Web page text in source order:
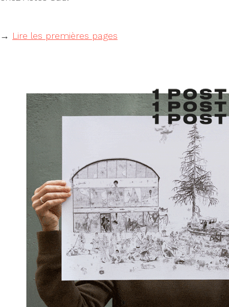
→ Lire les premières pages